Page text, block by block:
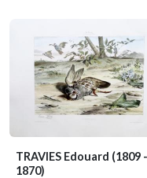
TRAVIES Edouard (1809 -
1870)